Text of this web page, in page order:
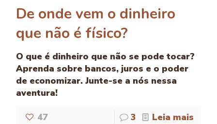
De onde vem o dinheiro
que não é físico?
O que é dinheiro que não se pode tocar?
Aprenda sobre bancos, juros e o poder
de economizar. Junte-se a nós nessa
aventura!
47 3 Leia mais